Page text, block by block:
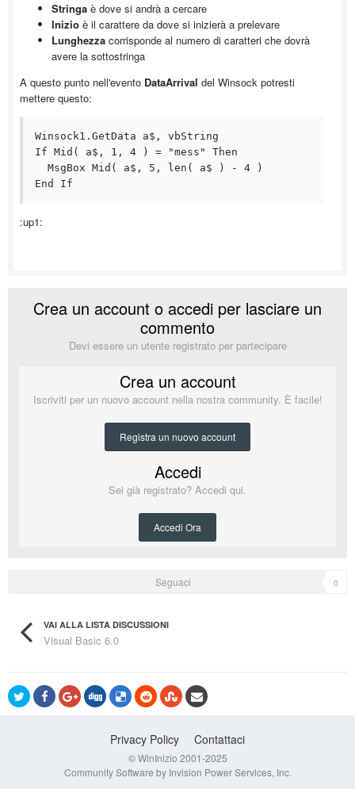
Stringa è dove si andrà a cercare
Inizio è il carattere da dove si inizierà a prelevare
Lunghezza corrisponde al numero di caratteri che dovrà
avere la sottostringa
A questo punto nell'evento DataArrival del Winsock potresti
mettere questo:
Winsock1.GetData a$, vbString
If Mid( a$, 1, 4 ) = "mess" Then
MsgBox Mid( a$, 5, len( a$ ) - 4 )
End If
:up1:
Crea un account o accedi per lasciare un
commento
Devi essere un utente registrato per partecipare
Crea un account
Iscriviti per un nuovo account nella nostra community. È facile!
Registra un nuovo account
Accedi
Sei già registrato? Accedi qui.
Accedi Ora
Seguaci 0
VAI ALLA LISTA DISCUSSIONI
Visual Basic 6.0
Privacy Policy Contattaci
© WinInizio 2001-2025
Community Software by Invision Power Services, Inc.